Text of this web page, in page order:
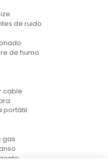
de ruido
de humo
cable
portátil
gas